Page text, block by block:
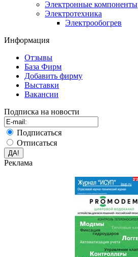
Электронные компоненты
Электротехника
Электрообогрев
Информация
Отзывы
База Фирм
Добавить фирму
Выставки
Вакансии
Подписка на новости
Подписаться
Отписаться
Реклама